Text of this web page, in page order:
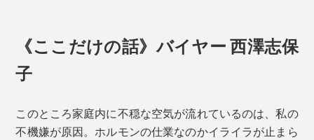
《ここだけの話》バイヤー 西澤志保
子
このところ家庭内に不穏な空気が流れているのは、私の
不機嫌が原因。ホルモンの仕業なのかイライラが止まら